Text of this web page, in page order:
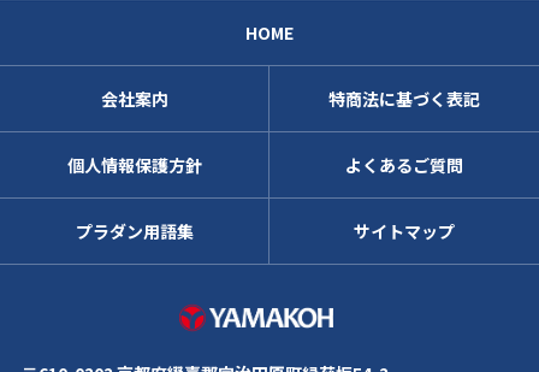
HOME
会社案内 特商法に基づく表記
個人情報保護方針 よくあるご質問
プラダン用語集 サイトマップ